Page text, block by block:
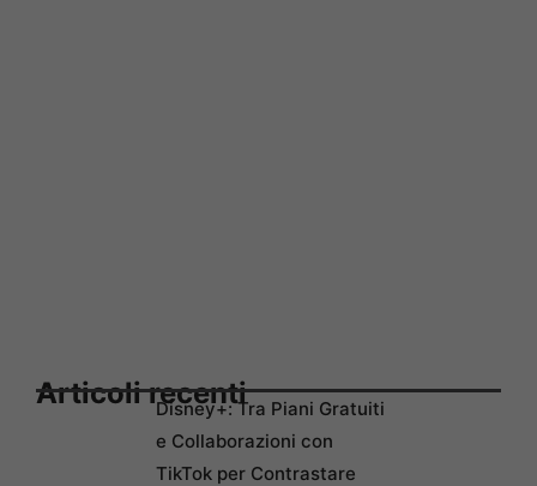
Articoli recentiDisney+: Tra Piani Gratuiti
e Collaborazioni con
TikTok per Contrastare